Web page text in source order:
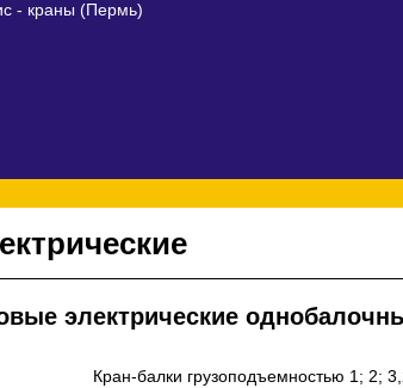
электрические
Кран-балки грузоподъемностью 1; 2;